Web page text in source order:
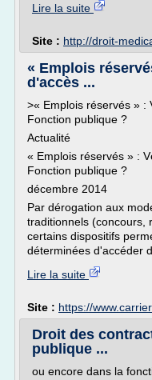
Lire la suite
Site : http://droit-
« Emplois
d'accès ...
>« Emplois réservés » :
Fonction publique ?
Actualité
« Emplois réservés » :
Fonction publique ?
décembre 2014
Par dérogation aux
traditionnels (concours,
certains dispositifs
déterminées d'accéder
Lire la suite
Site : https://
Droit des
publique ...
ou encore dans la